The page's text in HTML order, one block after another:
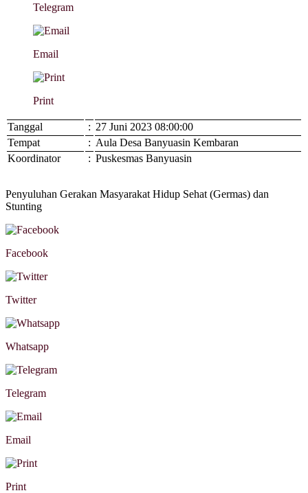
Telegram
Email
Print
Tanggal : 27 Juni 2023 08:00:00
Tempat
: Aula Desa Banyuasin Kembaran
Koordinator
: Puskesmas Banyuasin
Penyuluhan Gerakan Masyarakat Hidup Sehat (Germas) dan
Stunting
Facebook
Twitter
Whatsapp
Telegram
Email
Print